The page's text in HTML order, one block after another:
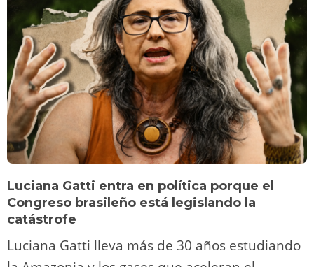
Luciana Gatti entra en política porque el
Congreso brasileño está legislando la
catástrofe
Luciana Gatti lleva más de 30 años estudiando